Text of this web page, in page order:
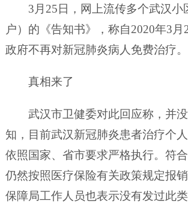
3月25日，网上流传多个武汉小
户）的《告知书》，称自2020年3月
政府不再对新冠肺炎病人免费治疗。
真相来了
武汉市卫健委对此回应称，并
知，目前武汉新冠肺炎患者治疗个
依照国家、省市要求严格执行。符
仍然按照医疗保险有关政策规定报
保障局工作人员也表示没有发过此类